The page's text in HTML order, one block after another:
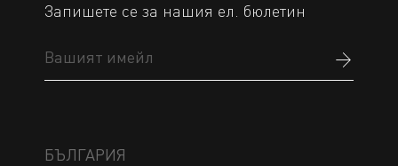
Запишете се за нашия ел. бюлетин
БЪЛГАРИЯ